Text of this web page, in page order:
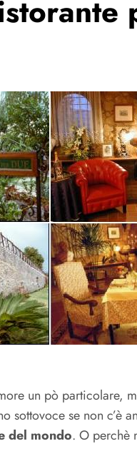
un pò particolare,
sottovoce se non c’è
del mondo. O perchè